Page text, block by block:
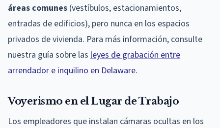
áreas comunes (vestíbulos, estacionamientos,
entradas de edificios), pero nunca en los espacios
privados de vivienda. Para más información, consulte
nuestra guía sobre las leyes de grabación entre
arrendador e inquilino en Delaware.
Voyerismo en el Lugar de Trabajo
Los empleadores que instalan cámaras ocultas en los